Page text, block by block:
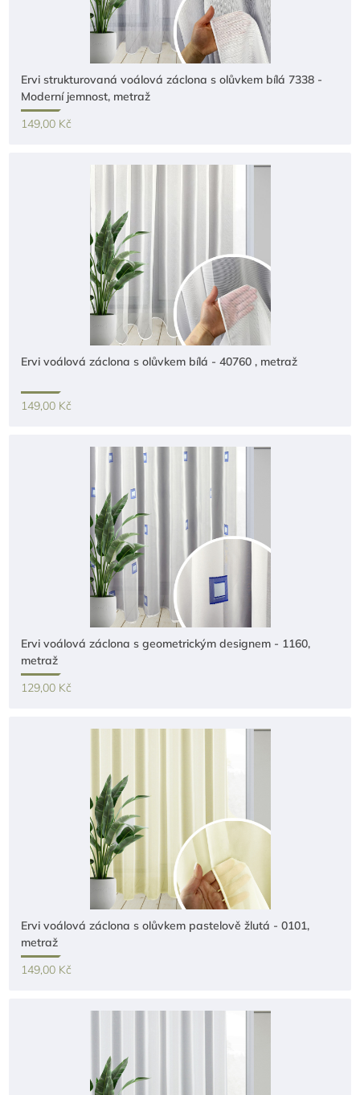
Ervi strukturovaná voálová záclona s olůvkem bílá 7338 -
Moderní jemnost, metraž
149,00 Kč
Ervi voálová záclona s olůvkem bílá - 40760 , metraž
149,00 Kč
Ervi voálová záclona s geometrickým designem - 1160,
metraž
129,00 Kč
Ervi voálová záclona s olůvkem pastelově žlutá - 0101,
metraž
149,00 Kč